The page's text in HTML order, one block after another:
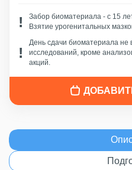
Забор биоматериала - c 15
Взятие урогенитальных
День сдачи биоматериала не
исследований, кроме
акций.